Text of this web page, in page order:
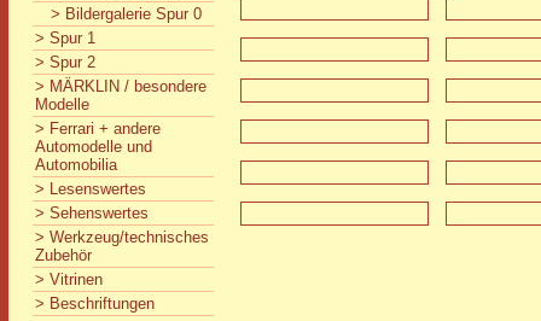
> Bildergalerie Spur 0
> Spur 1
> Spur 2
> MÄRKLIN / besondere
Modelle
> Ferrari + andere
Automodelle und
Automobilia
> Lesenswertes
> Sehenswertes
> Werkzeug/technisches
Zubehör
> Vitrinen
> Beschriftungen